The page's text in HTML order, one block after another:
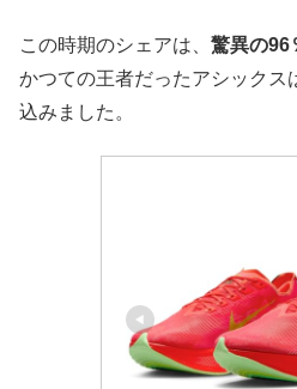
この時期のシェアは、 驚異の96
かつての王者だったアシックス
込みました。